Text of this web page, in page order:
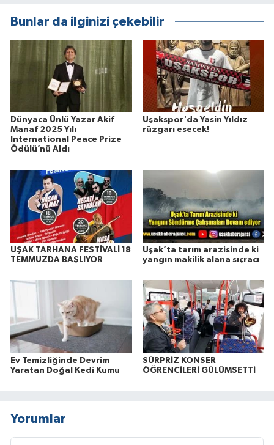
Bunlar da ilginizi çekebilir
Dünyaca Ünlü Yazar Akif
Manaf 2025 Yılı
International Peace Prize
Ödülü’nü Aldı
Uşakspor'da Yasin Yıldız
rüzgarı esecek!
UŞAK TARHANA FESTİVALİ 18
TEMMUZDA BAŞLIYOR
Uşak’ta tarım arazisinde ki
yangın makilik alana sıçracı
Ev Temizliğinde Devrim
Yaratan Doğal Kedi Kumu
SÜRPRİZ KONSER
ÖĞRENCİLERİ GÜLÜMSETTİ
Yorumlar